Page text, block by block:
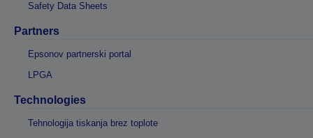
Safety Data Sheets
Partners
Epsonov partnerski portal
LPGA
Technologies
Tehnologija tiskanja brez toplote